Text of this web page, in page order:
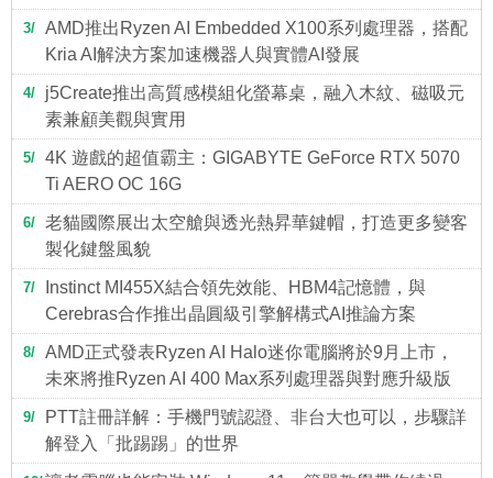
3
AMD推出Ryzen AI Embedded X100系列處理器，搭配
Kria AI解決方案加速機器人與實體AI發展
4
j5Create推出高質感模組化螢幕桌，融入木紋、磁吸元
素兼顧美觀與實用
5
4K 遊戲的超值霸主：GIGABYTE GeForce RTX 5070
Ti AERO OC 16G
6
老貓國際展出太空艙與透光熱昇華鍵帽，打造更多變客
製化鍵盤風貌
7
Instinct MI455X結合領先效能、HBM4記憶體，與
Cerebras合作推出晶圓級引擎解構式AI推論方案
8
AMD正式發表Ryzen AI Halo迷你電腦將於9月上市，
未來將推Ryzen AI 400 Max系列處理器與對應升級版
9
PTT註冊詳解：手機門號認證、非台大也可以，步驟詳
解登入「批踢踢」的世界